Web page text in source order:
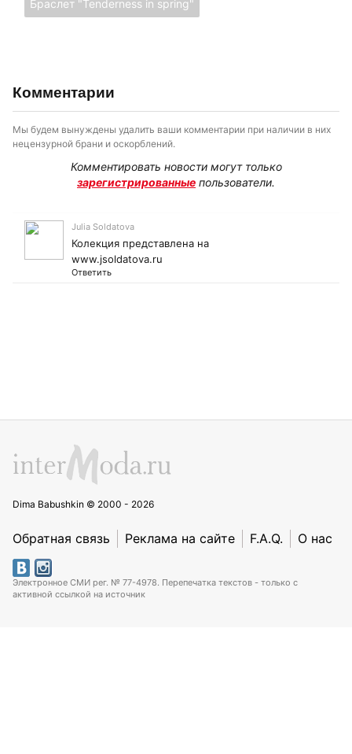
Браслет "Tenderness in spring"
Комментарии
Мы будем вынуждены удалить ваши комментарии при наличии в них
нецензурной брани и оскорблений.
Комментировать новости могут только
зарегистрированные пользователи.
Julia Soldatova
Колекция представлена на
www.jsoldatova.ru
Ответить
Dima Babushkin © 2000 - 2026
Обратная связь Реклама на сайте F.A.Q. О нас
Электронное СМИ рег. № 77-4978. Перепечатка текстов - только с
активной ссылкой на источник